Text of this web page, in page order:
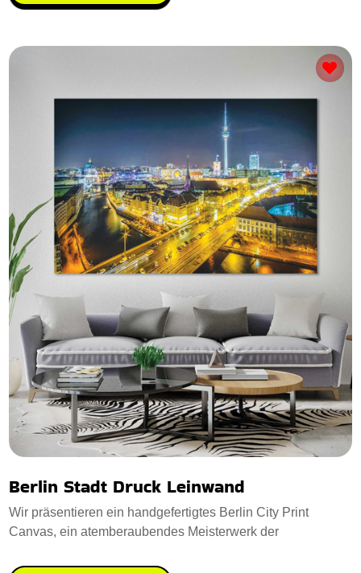
Berlin Stadt Druck Leinwand
Wir präsentieren ein handgefertigtes Berlin City Print
Canvas, ein atemberaubendes Meisterwerk der